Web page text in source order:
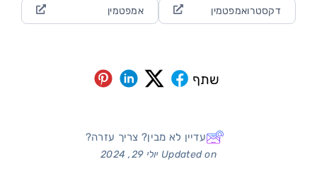
דקסטרואמפטמין אמפטמין
שתף
עדיין לא מבין? צריך עזרה?
Updated on יולי 29, 2024